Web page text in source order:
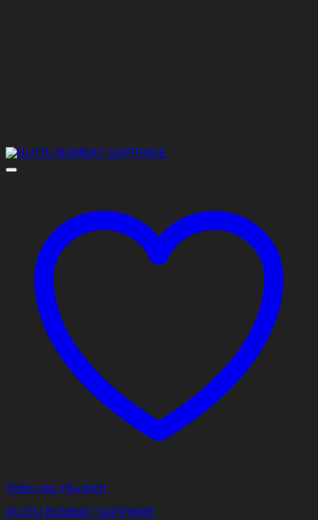
Thêm vào Yêu thích
RƯỢU BOMBAY SAPPHIRE